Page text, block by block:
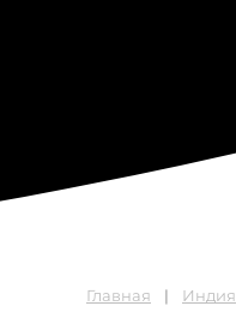
Главная Индия